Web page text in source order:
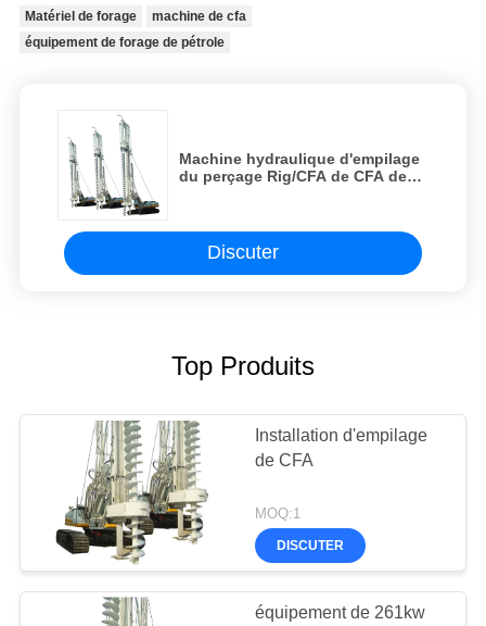
Matériel de forage
machine de cfa
équipement de forage de pétrole
Machine hydraulique d'empilage
du perçage Rig/CFA de CFA de
Discuter
Top Produits
Installation d'empilage
de CFA
MOQ:1
DISCUTER
équipement de 261kw